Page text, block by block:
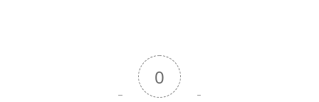
0